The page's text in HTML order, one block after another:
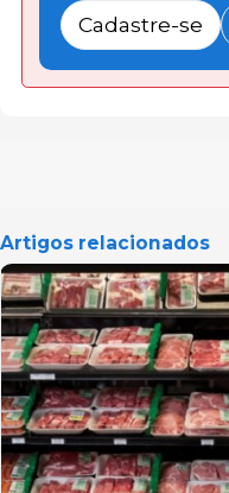
Cadastre-se
Artigos relacionados